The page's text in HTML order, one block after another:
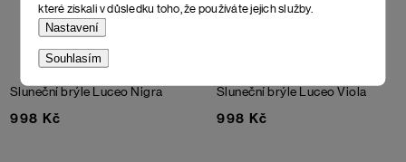
které získali v důsledku toho, že používáte jejich služby.
Nastavení
Souhlasím
Sluneční brýle Luceo Nigra
998 Kč
Sluneční brýle Luceo Viola
998 Kč